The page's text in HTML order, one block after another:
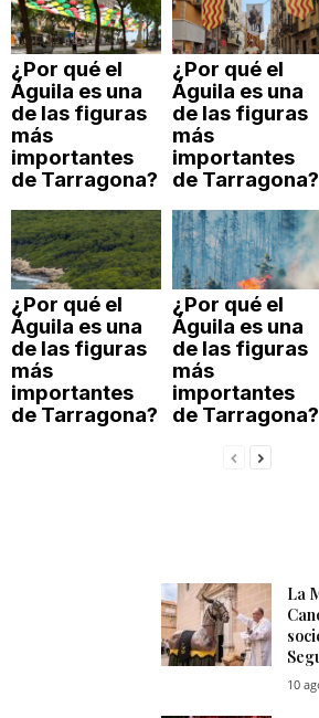
¿Por qué el
Águila es una
de las figuras
más
importantes
de Tarragona?
¿Por qué el
Águila es una
de las figuras
más
importantes
de Tarragona?
¿Por qué el
Águila es una
de las figuras
más
importantes
de Tarragona?
¿Por qué el
Águila es una
de las figuras
más
importantes
de Tarragona?